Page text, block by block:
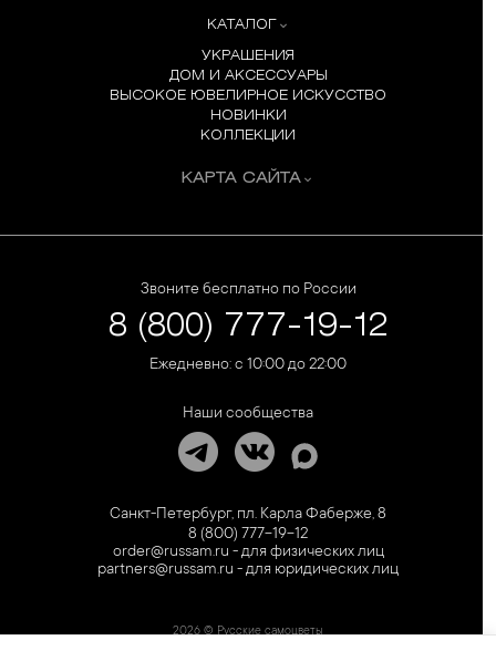
КАТАЛОГ
УКРАШЕНИЯ
ДОМ И АКСЕССУАРЫ
ВЫСОКОЕ ЮВЕЛИРНОЕ ИСКУССТВО
НОВИНКИ
КОЛЛЕКЦИИ
КАРТА САЙТА
Звоните бесплатно по России
8 (800) 777-19-12
Ежедневно: с 10:00 до 22:00
Наши сообщества
Санкт-Петербург, пл. Карла Фаберже, 8
8 (800) 777-19-12
order@russam.ru - для физических лиц
partners@russam.ru - для юридических лиц
2026 © Русские самоцветы